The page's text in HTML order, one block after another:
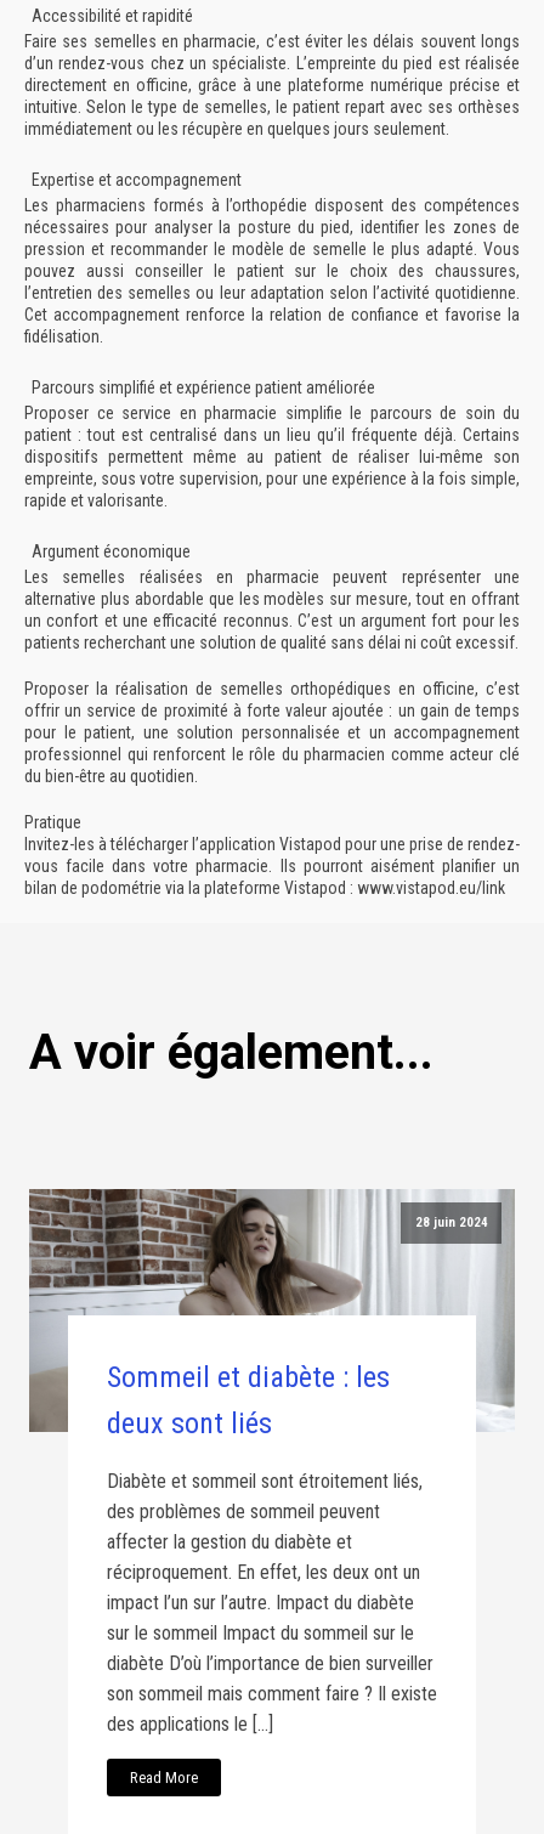
Accessibilité et rapidité
Faire ses semelles en pharmacie, c’est éviter les délais souvent longs
d’un rendez-vous chez un spécialiste. L’empreinte du pied est réalisée
directement en officine, grâce à une plateforme numérique précise et
intuitive. Selon le type de semelles, le patient repart avec ses orthèses
immédiatement ou les récupère en quelques jours seulement.
Expertise et accompagnement
Les pharmaciens formés à l’orthopédie disposent des compétences
nécessaires pour analyser la posture du pied, identifier les zones de
pression et recommander le modèle de semelle le plus adapté. Vous
pouvez aussi conseiller le patient sur le choix des chaussures,
l’entretien des semelles ou leur adaptation selon l’activité quotidienne.
Cet accompagnement renforce la relation de confiance et favorise la
fidélisation.
Parcours simplifié et expérience patient améliorée
Proposer ce service en pharmacie simplifie le parcours de soin du
patient : tout est centralisé dans un lieu qu’il fréquente déjà. Certains
dispositifs permettent même au patient de réaliser lui-même son
empreinte, sous votre supervision, pour une expérience à la fois simple,
rapide et valorisante.
Argument économique
Les semelles réalisées en pharmacie peuvent représenter une
alternative plus abordable que les modèles sur mesure, tout en offrant
un confort et une efficacité reconnus. C’est un argument fort pour les
patients recherchant une solution de qualité sans délai ni coût excessif.
Proposer la réalisation de semelles orthopédiques en officine, c’est
offrir un service de proximité à forte valeur ajoutée : un gain de temps
pour le patient, une solution personnalisée et un accompagnement
professionnel qui renforcent le rôle du pharmacien comme acteur clé
du bien-être au quotidien.
Pratique
Invitez-les à télécharger l’application Vistapod pour une prise de rendez-
vous facile dans votre pharmacie. Ils pourront aisément planifier un
bilan de podométrie via la plateforme Vistapod : www.vistapod.eu/link
A voir également...
28 juin 2024
Sommeil et diabète : les
deux sont liés
Diabète et sommeil sont étroitement liés,
des problèmes de sommeil peuvent
affecter la gestion du diabète et
réciproquement. En effet, les deux ont un
impact l’un sur l’autre. Impact du diabète
sur le sommeil Impact du sommeil sur le
diabète D’où l’importance de bien surveiller
son sommeil mais comment faire ? Il existe
des applications le […]
Read More